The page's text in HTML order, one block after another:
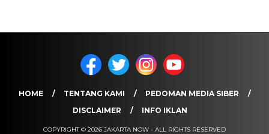
HOME TENTANG KAMI
PEDOMAN MEDIA SIBER
DISCLAIMER
INFO IKLAN
COPYRIGHT © 2026 JAKARTA NOW - ALL RIGHTS RESERVED